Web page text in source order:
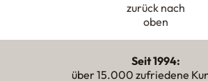
zurück nach
oben
Seit 1994:
über 15.000 zufriedene